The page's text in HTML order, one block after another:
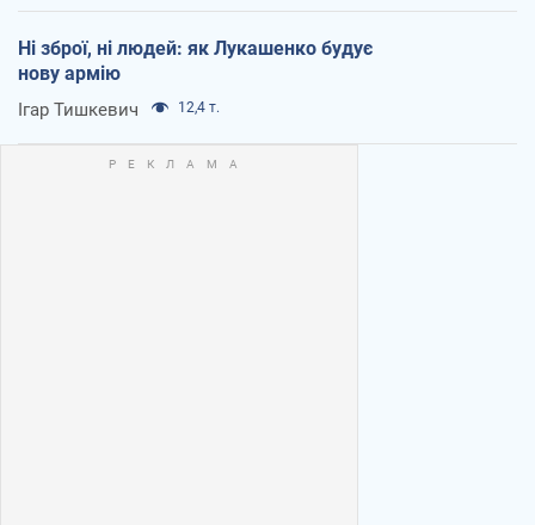
Ні зброї, ні людей: як Лукашенко будує
нову армію
Ігар Тишкевич 12,4 т.